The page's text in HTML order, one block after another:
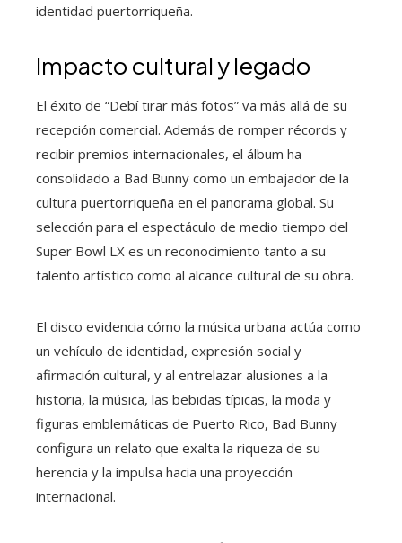
identidad puertorriqueña.
Impacto cultural y legado
El éxito de “Debí tirar más fotos” va más allá de su
recepción comercial. Además de romper récords y
recibir premios internacionales, el álbum ha
consolidado a Bad Bunny como un embajador de la
cultura puertorriqueña en el panorama global. Su
selección para el espectáculo de medio tiempo del
Super Bowl LX es un reconocimiento tanto a su
talento artístico como al alcance cultural de su obra.
El disco evidencia cómo la música urbana actúa como
un vehículo de identidad, expresión social y
afirmación cultural, y al entrelazar alusiones a la
historia, la música, las bebidas típicas, la moda y
figuras emblemáticas de Puerto Rico, Bad Bunny
configura un relato que exalta la riqueza de su
herencia y la impulsa hacia una proyección
internacional.